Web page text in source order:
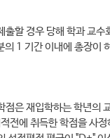
출할 경우 당해 학과 교수
의 1 기간 이내에 총장이
점은 재입학하는 학년의
전에 취득한 학점을 사